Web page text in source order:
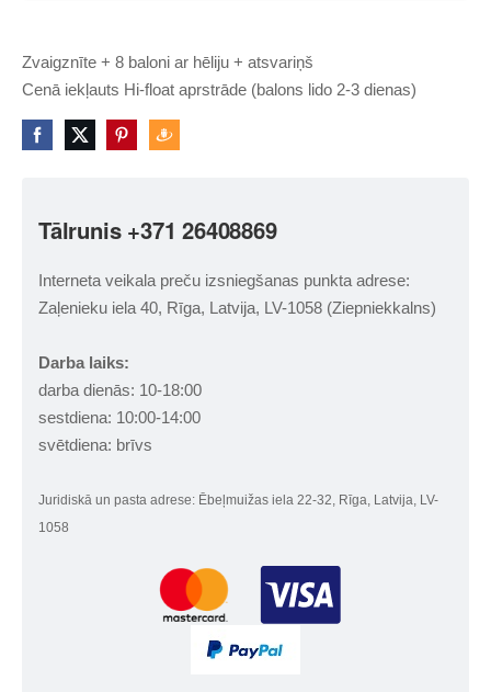
Tālrunis +371 26408869
Interneta veikala preču izsniegšanas punkta adrese:
Zaļenieku iela 40, Rīga, Latvija, LV-1058 (Ziepniekkalns)
Darba laiks:
darba dienās: 10-18:00
sestdiena: 10:00-14:00
svētdiena: brīvs
Juridiskā un pasta adrese: Ēbeļmuižas iela 22-32, Rīga, Latvija, LV-
1058
Zvaigznīte + 8 baloni ar hēliju + atsvariņš
Cenā iekļauts Hi-float aprstrāde (balons lido 2-3 dienas)